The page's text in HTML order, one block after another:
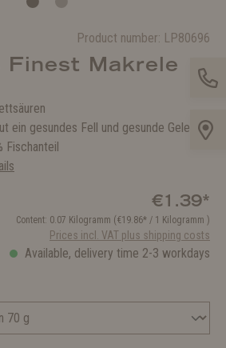
Product number: LP80696
Finest Makrele
ein gesundes Fell und gesunde Gelenke
Fischanteil
€1.39*
Content: 0.07 Kilogramm (€19.86* / 1 Kilogramm )
Prices incl. VAT plus shipping costs
Available, delivery time 2-3 workdays